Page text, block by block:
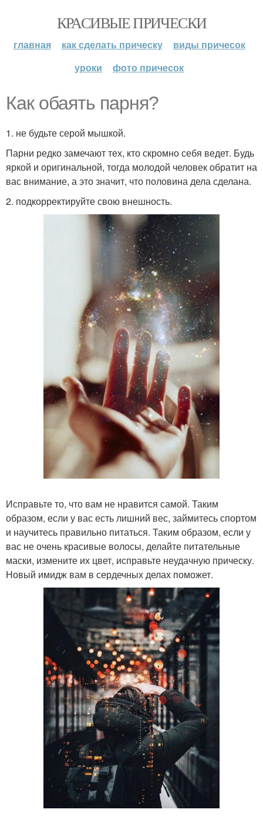
КРАСИВЫЕ ПРИЧЕСКИ
главная как сделать прическу
виды причесок
уроки
фото причесок
Как обаять парня?
1. не будьте серой мышкой.
Парни редко замечают тех, кто скромно себя ведет. Будь
яркой и оригинальной, тогда молодой человек обратит на
вас внимание, а это значит, что половина дела сделана.
2. подкорректируйте свою внешность.
Исправьте то, что вам не нравится самой. Таким
образом, если у вас есть лишний вес, займитесь спортом
и научитесь правильно питаться. Таким образом, если у
вас не очень красивые волосы, делайте питательные
маски, измените их цвет, исправьте неудачную прическу.
Новый имидж вам в сердечных делах поможет.